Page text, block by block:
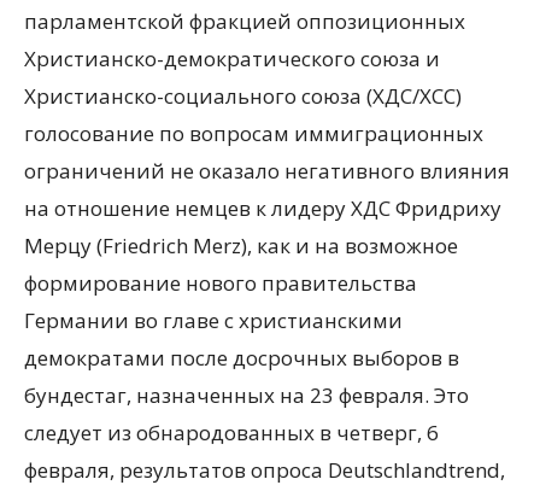
парламентской фракцией оппозиционных
Христианско-демократического союза и
Христианско-социального союза (ХДС/ХСС)
голосование по вопросам иммиграционных
ограничений не оказало негативного влияния
на отношение немцев к лидеру ХДС Фридриху
Мерцу (Friedrich Merz), как и на возможное
формирование нового правительства
Германии во главе с христианскими
демократами после досрочных выборов в
бундестаг, назначенных на 23 февраля. Это
следует из обнародованных в четверг, 6
февраля, результатов опроса Deutschlandtrend,